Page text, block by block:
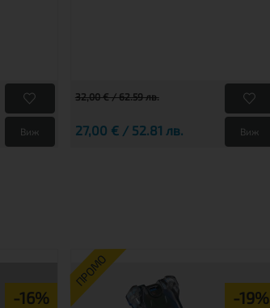
Виж
32,00 € / 62.59 лв.
27,00 € / 52.81 лв. Виж
-16%
ПРОМО
-19%